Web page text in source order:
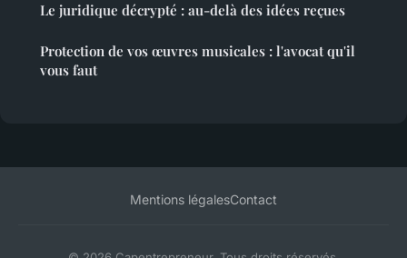
Le juridique décrypté : au-delà des idées reçues
Protection de vos œuvres musicales : l'avocat qu'il
vous faut
Mentions légalesContact